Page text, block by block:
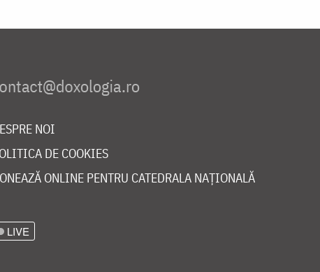
NOI
DE COOKIES
ONLINE PENTRU CATEDRALA NAȚIONALĂ
LIVE